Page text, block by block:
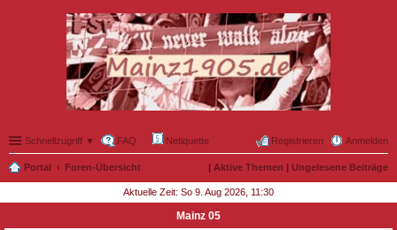
Schnellzugriff ▼ FAQ Netiquette Anmelden
Registrieren
Portal Foren-Übersicht | Aktive Themen | Ungelesene Beiträge
Aktuelle Zeit: So 9. Aug 2026, 11:30
Mainz 05